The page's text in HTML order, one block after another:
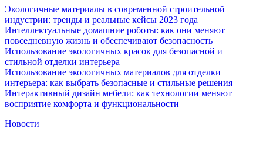
Экологичные материалы в современной строительной
индустрии: тренды и реальные кейсы 2023 года
Интеллектуальные домашние роботы: как они меняют
повседневную жизнь и обеспечивают безопасность
Использование экологичных красок для безопасной и
стильной отделки интерьера
Использование экологичных материалов для отделки
интерьера: как выбрать безопасные и стильные решения
Интерактивный дизайн мебели: как технологии меняют
восприятие комфорта и функциональности
Новости